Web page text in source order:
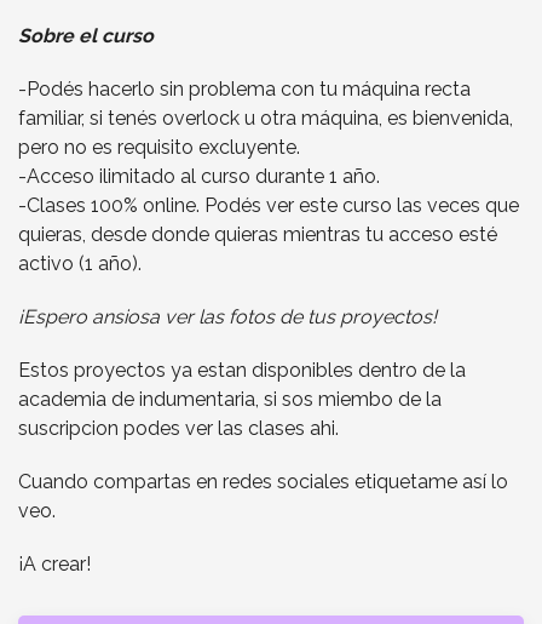
Sobre el curso
-Podés hacerlo sin problema con tu máquina recta
familiar, si tenés overlock u otra máquina, es bienvenida,
pero no es requisito excluyente.
-Acceso ilimitado al curso durante 1 año.
-Clases 100% online. Podés ver este curso las veces que
quieras, desde donde quieras mientras tu acceso esté
activo (1 año).
¡Espero ansiosa ver las fotos de tus proyectos!
Estos proyectos ya estan disponibles dentro de la
academia de indumentaria, si sos miembo de la
suscripcion podes ver las clases ahi.
Cuando compartas en redes sociales etiquetame así lo
veo.
¡A crear!